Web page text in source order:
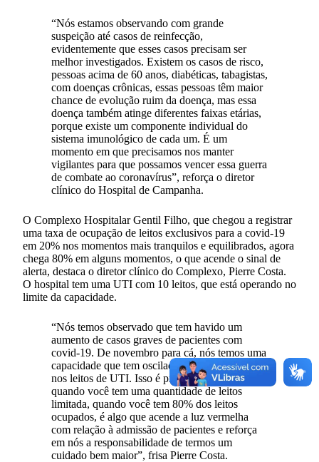
“Nós estamos observando com grande
suspeição até casos de reinfecção,
evidentemente que esses casos precisam ser
melhor investigados. Existem os casos de risco,
pessoas acima de 60 anos, diabéticas, tabagistas,
com doenças crônicas, essas pessoas têm maior
chance de evolução ruim da doença, mas essa
doença também atinge diferentes faixas etárias,
porque existe um componente individual do
sistema imunológico de cada um. É um
momento em que precisamos nos manter
vigilantes para que possamos vencer essa guerra
de combate ao coronavírus”, reforça o diretor
clínico do Hospital de Campanha.
O Complexo Hospitalar Gentil Filho, que chegou a registrar
uma taxa de ocupação de leitos exclusivos para a covid-19
em 20% nos momentos mais tranquilos e equilibrados, agora
chega 80% em alguns momentos, o que acende o sinal de
alerta, destaca o diretor clínico do Complexo, Pierre Costa.
O hospital tem uma UTI com 10 leitos, que está operando no
limite da capacidade.
“Nós temos observado que tem havido um
aumento de casos graves de pacientes com
covid-19. De novembro para cá, nós temos uma
capacidade que tem oscilado de 50% para 80%
nos leitos de UTI. Isso é preocupante porque
quando você tem uma quantidade de leitos
limitada, quando você tem 80% dos leitos
ocupados, é algo que acende a luz vermelha
com relação à admissão de pacientes e reforça
em nós a responsabilidade de termos um
cuidado bem maior”, frisa Pierre Costa.